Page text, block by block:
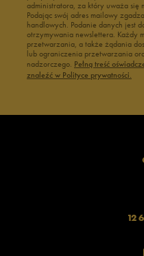
administratora, za który uważa się
Podając swój adres mailowy
handlowych. Podanie danych jest
otrzymywania newslettera. Każdy
przetwarzania, a także żądania
lub ograniczenia przetwarzania
nadzorczego. Pełną treść
znaleźć w Polityce prywatności.
12